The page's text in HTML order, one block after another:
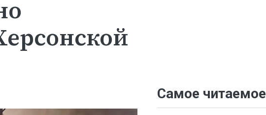
Самое читаемое